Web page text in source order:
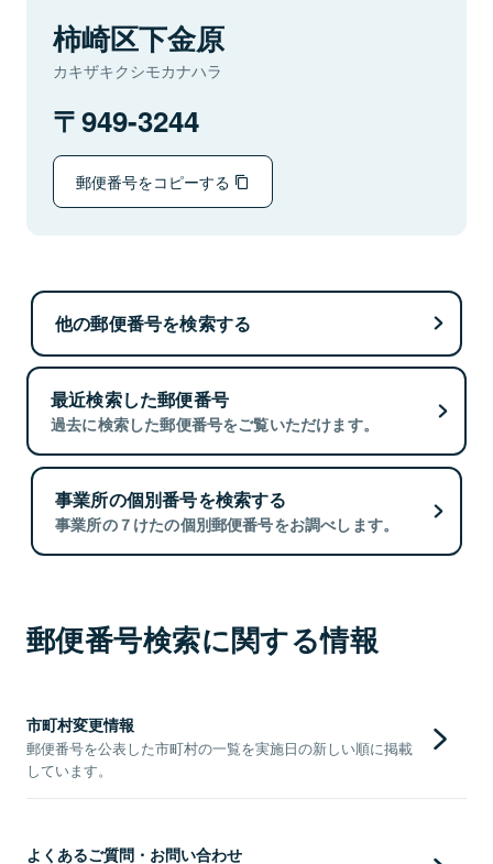
柿崎区下金原
カキザキクシモカナハラ
949-3244
郵便番号をコピーする
他の郵便番号を検索する
最近検索した郵便番号
過去に検索した郵便番号をご覧いただけます。
事業所の個別番号を検索する
事業所の７けたの個別郵便番号をお調べします。
郵便番号検索に関する情報
市町村変更情報
郵便番号を公表した市町村の一覧を実施日の新しい順に掲載
しています。
よくあるご質問・お問い合わせ